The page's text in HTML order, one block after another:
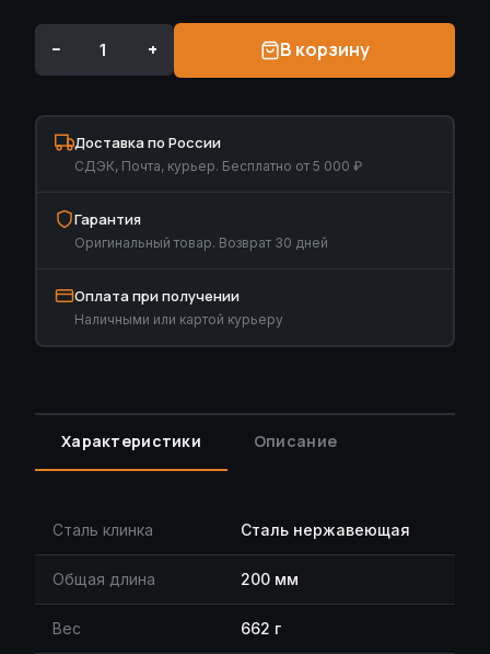
− + В корзину
Доставка по России
СДЭК, Почта, курьер. Бесплатно от 5 000 ₽
Гарантия
Оригинальный товар. Возврат 30 дней
Оплата при получении
Наличными или картой курьеру
Характеристики Описание
Сталь клинка Сталь нержавеющая
Общая длина 200 мм
Вес 662 г